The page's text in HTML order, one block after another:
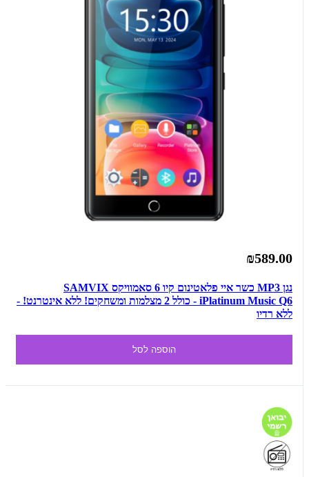
₪589.00
נגן MP3 כשר איי פלאטינום קיו 6 סאמוויקס SAMVIX
iPlatinum Music Q6 - כולל 2 מצלמות ומשחקים! ללא אינטרנט! -
ללא רדיו
הוספה לסל